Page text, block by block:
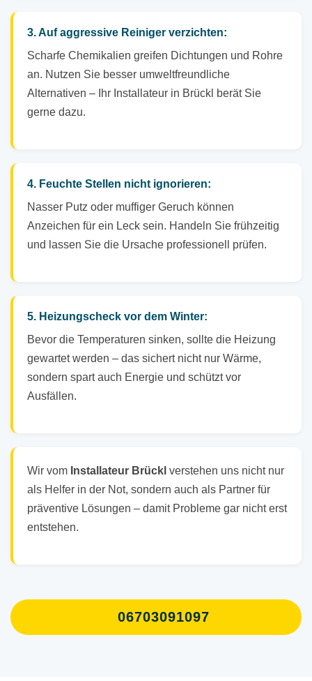
3. Auf aggressive Reiniger verzichten:
Scharfe Chemikalien greifen Dichtungen und Rohre
an. Nutzen Sie besser umweltfreundliche
Alternativen – Ihr Installateur in Brückl berät Sie
gerne dazu.
4. Feuchte Stellen nicht ignorieren:
Nasser Putz oder muffiger Geruch können
Anzeichen für ein Leck sein. Handeln Sie frühzeitig
und lassen Sie die Ursache professionell prüfen.
5. Heizungscheck vor dem Winter:
Bevor die Temperaturen sinken, sollte die Heizung
gewartet werden – das sichert nicht nur Wärme,
sondern spart auch Energie und schützt vor
Ausfällen.
Wir vom Installateur Brückl verstehen uns nicht nur
als Helfer in der Not, sondern auch als Partner für
präventive Lösungen – damit Probleme gar nicht erst
entstehen.
06703091097